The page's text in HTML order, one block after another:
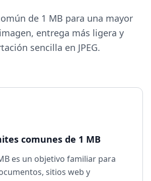
de 1 MB para una mayor
entrega más ligera y
sencilla en JPEG.
comunes de 1 MB
es un objetivo familiar para
sitios web y